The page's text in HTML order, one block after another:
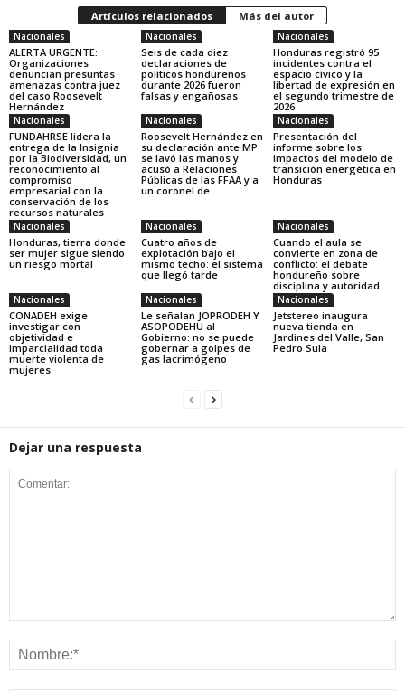
Artículos relacionados Más del autor
Nacionales
ALERTA URGENTE:
Organizaciones
denuncian presuntas
amenazas contra juez
del caso Roosevelt
Hernández
Nacionales
Seis de cada diez
declaraciones de
políticos hondureños
durante 2026 fueron
falsas y engañosas
Nacionales
Honduras registró 95
incidentes contra el
espacio cívico y la
libertad de expresión en
el segundo trimestre de
2026
Nacionales
FUNDAHRSE lidera la
entrega de la Insignia
por la Biodiversidad, un
reconocimiento al
compromiso
empresarial con la
conservación de los
recursos naturales
Nacionales
Roosevelt Hernández en
su declaración ante MP
se lavó las manos y
acusó a Relaciones
Públicas de las FFAA y a
un coronel de...
Nacionales
Presentación del
informe sobre los
impactos del modelo de
transición energética en
Honduras
Nacionales
Honduras, tierra donde
ser mujer sigue siendo
un riesgo mortal
Nacionales
Cuatro años de
explotación bajo el
mismo techo: el sistema
que llegó tarde
Nacionales
Cuando el aula se
convierte en zona de
conflicto: el debate
hondureño sobre
disciplina y autoridad
Nacionales
CONADEH exige
investigar con
objetividad e
imparcialidad toda
muerte violenta de
mujeres
Nacionales
Le señalan JOPRODEH Y
ASOPODEHU al
Gobierno: no se puede
gobernar a golpes de
gas lacrimógeno
Nacionales
Jetstereo inaugura
nueva tienda en
Jardines del Valle, San
Pedro Sula
Dejar una respuesta